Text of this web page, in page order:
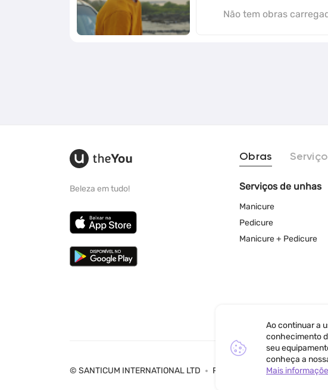
Não tem obras
Beleza em tudo!
Obras
Serviços de unhas
Manicure
Pedicure
Manicure + Pedicure
© SANTICUM INTERNATIONAL LTD Política de Privacidade
Ao continuar a
conhecimento
seu
conheça a
Mais